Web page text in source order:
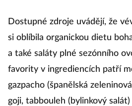
Dostupné zdroje uvádějí, že
si oblíbila organickou dietu
a také saláty plné sezónního
favority v ingrediencích patří
gazpacho (španělská
goji, tabbouleh (bylinkový